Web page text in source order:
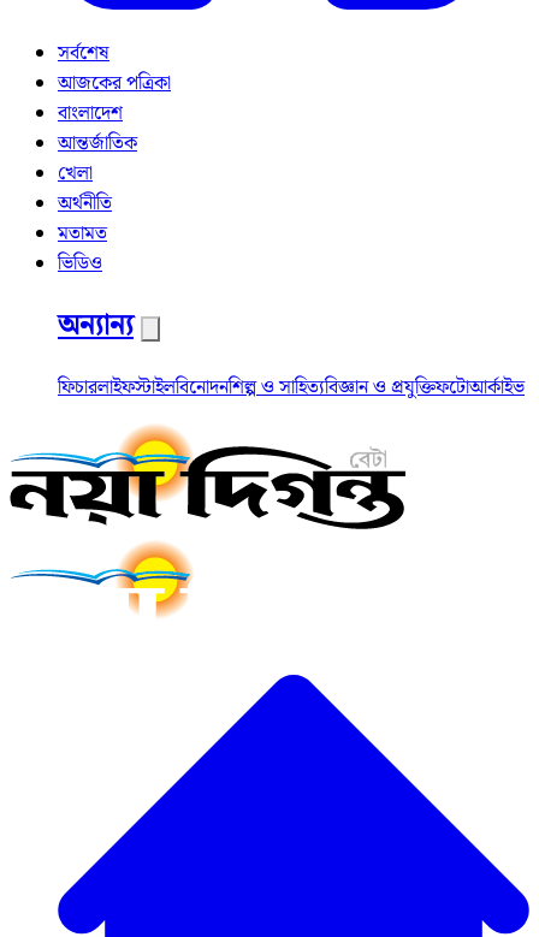
সর্বশেষ
আজকের পত্রিকা
বাংলাদেশ
আন্তর্জাতিক
খেলা
অর্থনীতি
মতামত
ভিডিও
অন্যান্য
ফিচারলাইফস্টাইলবিনোদনশিল্প ও সাহিত্যবিজ্ঞান ও প্রযুক্তিফটোআর্কাইভ